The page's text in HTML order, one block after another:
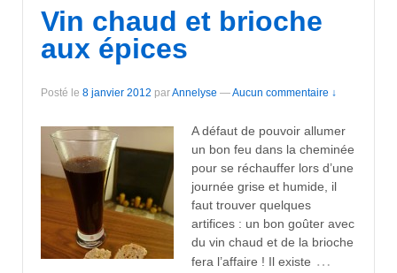
Vin chaud et brioche
aux épices
Posté le 8 janvier 2012 parAnnelyse —Aucun commentaire ↓
A défaut de pouvoir allumer
un bon feu dans la cheminée
pour se réchauffer lors d’une
journée grise et humide, il
faut trouver quelques
artifices : un bon goûter avec
du vin chaud et de la brioche
fera l’affaire ! Il existe …